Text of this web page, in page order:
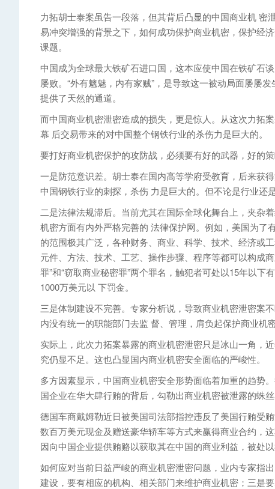
力拓胡士泰案虽告一段落，但其背后凸显的中国商业机
易冲突增强的背景之下，如何成功保护商业机密，保护经
课题。
中国成为全球最大铁矿石进口国，这本应使中国在铁矿石
屡败。“外有魑魅，内有家贼”，是导致这一被动局面屡屡
提供了天然的通道。
而中国商业机密泄密造成的损失，更是惊人。从这次力拓
幕 后交易带来的对中国整个钢铁行业的杀伤力是巨大的。
要打好商业机密保护的攻防战，必须要有好的武器，好的
一是防范意识差。胡士泰在国内高等学府受教育，后来获
中国钢铁行业的刺探，杀伤 力是巨大的。但不论是行业还
二是法律法规滞后。当前尤其在国际全球化舞台上，夹杂
机密方面有内外严格完善的 法律保护网。例如，美国为了
的范围极其广泛，各种财务、商业、科学、技术、经济或
元件、方法、技术、工艺、操作步骤、程序等都可以构成
罪”和“窃取商业秘密罪”两个罪名，触犯者可处以15年以
1000万美元以 下罚金。
三是体制建设不完善。专家分析说，导致商业机密泄密案
内没有统一的职能部门去监 督、管理，肩负起保护商业机密
实际上，此次力拓案暴露的商业机密泄密只是冰山一角，
究仍显不足。这也凸显国内商业机密安全面临的严峻性。
多方因素显示，中国商业机密安全形势面临着加重的趋势
国企业在华大肆行贿的背后，勾勒出商业机密被泄露的蛛丝
德国车商戴姆勒近日被美国司法部指控违反了美国行贿受
数百万美元现金及赠送豪华轿车等方式来赢得商业合约，
因向中国企业提供贿赂以获取其在中国的商业利益，被处以
如何应对当前日益严峻的商业机密泄密问题，业内专家指
建设，要有相应的机构、相关部门来维护商业机密；三是